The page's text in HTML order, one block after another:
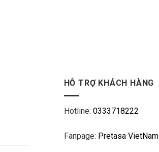
HỖ TRỢ KHÁCH HÀNG
Hotline: 0333718222
Fanpage: Pretasa VietNam